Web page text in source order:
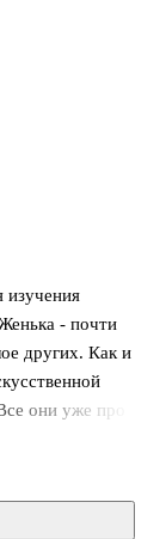
изучения
- почти
других. Как и
они уже про
так. .Лариса
и